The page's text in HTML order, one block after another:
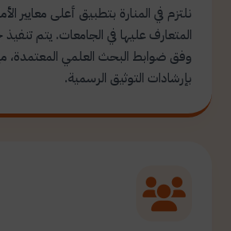
نلتزم في المنارة بتطبيق أعلى معايير
المتعارف عليها في الجامعات. يتم
وفق ضوابط البحث العلمي المعتمدة، مع
بإرشادات التوثيق الرسمية.